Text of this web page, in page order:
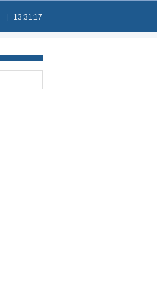
13:31:17